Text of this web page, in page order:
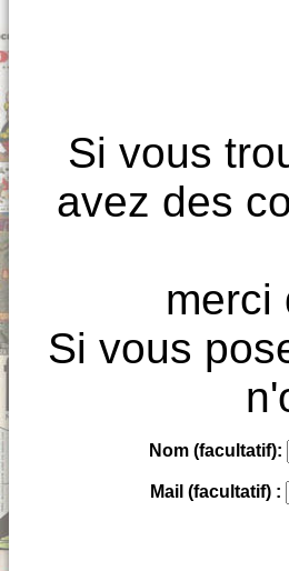
Si vous
avez des
merci
Si vous
Nom (facultatif):
Mail (facultatif) :